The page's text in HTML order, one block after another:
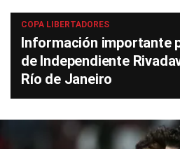
COPA LIBERTADORES
Información importante
de Independiente
Río de Janeiro